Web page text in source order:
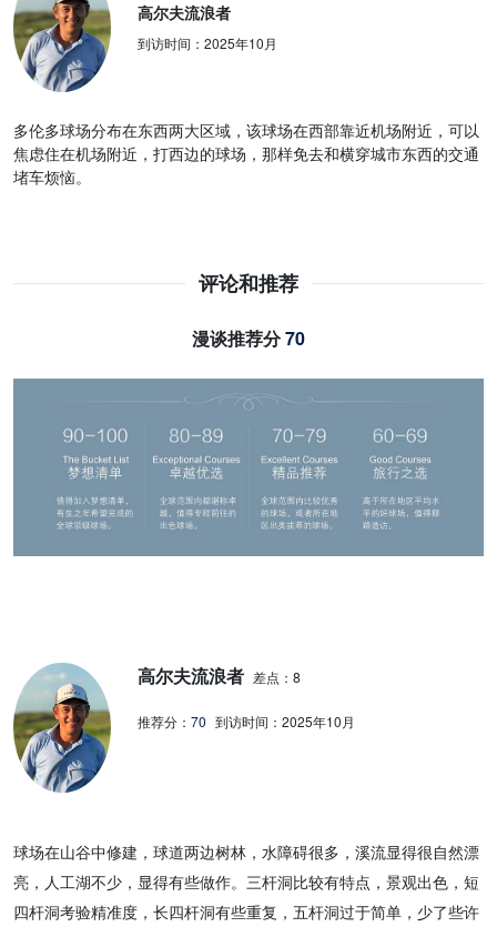
高尔夫流浪者
到访时间： 2025年10月
多伦多球场分布在东西两大区域，该球场在西部靠近机场附近，可以
焦虑住在机场附近，打西边的球场，那样免去和横穿城市东西的交通
堵车烦恼。
评论和推荐
漫谈推荐分70
球场在山谷中修建，球道两边树林，水障碍很多，溪流显得很自然漂
亮，人工湖不少，显得有些做作。三杆洞比较有特点，景观出色，短
四杆洞考验精准度，长四杆洞有些重复，五杆洞过于简单，少了些许
高尔夫流浪者 差点：8
推荐分： 70 到访时间： 2025年10月